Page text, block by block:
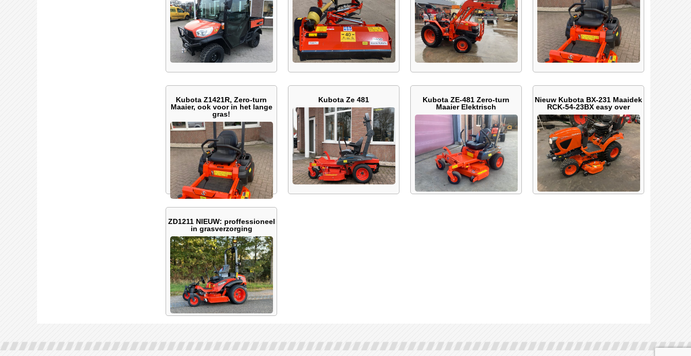
Kubota Z1421R, Zero-turn
Maaier, ook voor in het lange
gras!
Kubota Ze 481
Kubota ZE-481 Zero-turn
Maaier Elektrisch
Nieuw Kubota BX-231 Maaidek
RCK-54-23BX easy over
ZD1211 NIEUW: proffessioneel
in grasverzorging